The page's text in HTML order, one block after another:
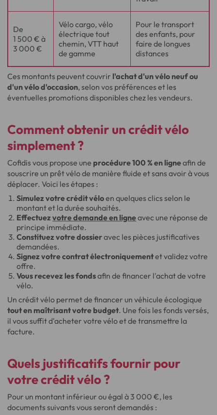
De
1 500 € à
3 000 €
Vélo cargo, vélo
électrique tout
chemin, VTT haut
de gamme
Pour le transport
des enfants, pour
faire de longues
distances
Ces montants peuvent couvrir l'achat d'un vélo neuf ou
d'un vélo d'occasion, selon vos préférences et les
éventuelles promotions disponibles chez les vendeurs.
Comment obtenir un crédit vélo
simplement ?
Cofidis vous propose une procédure 100 % en ligneafin de
souscrire un prêt vélo de manière fluide et sans avoir à vous
déplacer. Voici les étapes :
Simulez votre crédit véloen quelques clics selon le
montant et la durée souhaités.
Effectuezvotre demande en ligneavec une réponse de
principe immédiate.
Constituez votre dossieravec les pièces justificatives
demandées.
Signez votre contrat électroniquementet validez votre
offre.
Vous recevez les fondsafin de financer l'achat de votre
vélo.
Un crédit vélo permet de financer un véhicule écologique
tout en maîtrisant votre budget. Une fois les fonds versés,
il vous suffit d'acheter votre vélo et de transmettre la
facture.
Quels justificatifs fournir pour
votre crédit vélo ?
Pour un montant inférieur ou égal à 3 000 €, les
documents suivants vous seront demandés :